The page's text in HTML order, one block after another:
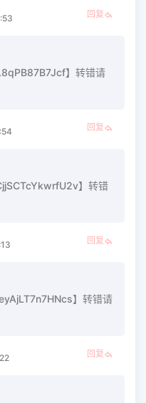
回复
】转错请
回复
】转错
回复
】转错请
回复